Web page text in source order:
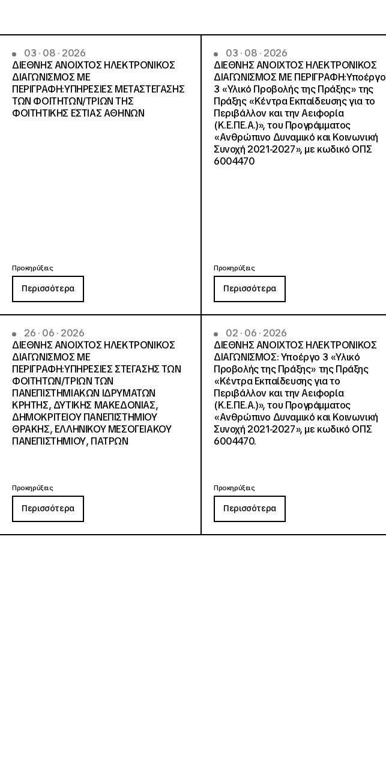
03 · 08 · 2026
ΔΙΕΘΝΗΣ ΑΝΟΙΧΤΟΣ ΗΛΕΚΤΡΟΝΙΚΟΣ
ΔΙΑΓΩΝΙΣΜΟΣ ΜΕ
ΠΕΡΙΓΡΑΦΗ:ΥΠΗΡΕΣΙΕΣ METAΣΤΕΓΑΣΗΣ
ΤΩΝ ΦΟΙΤΗΤΩΝ/ΤΡΙΩΝ ΤΗΣ
ΦΟΙΤΗΤΙΚΗΣ ΕΣΤΙΑΣ ΑΘΗΝΩΝ
Προκηρύξεις
Περισσότερα
03 · 08 · 2026
ΔΙΕΘΝΗΣ ΑΝΟΙΧΤΟΣ ΗΛΕΚΤΡΟΝΙΚΟΣ
ΔΙΑΓΩΝΙΣΜΟΣ ΜΕ ΠΕΡΙΓΡΑΦΗ:Υποέργο
3 «Υλικό Προβολής της Πράξης» της
Πράξης «Κέντρα Εκπαίδευσης για το
Περιβάλλον και την Αειφορία
(Κ.Ε.ΠΕ.Α.)», του Προγράμματος
«Ανθρώπινο Δυναμικό και Κοινωνική
Συνοχή 2021-2027», με κωδικό ΟΠΣ
6004470
Προκηρύξεις
Περισσότερα
26 · 06 · 2026
ΔΙΕΘΝΗΣ ΑΝΟΙΧΤΟΣ ΗΛΕΚΤΡΟΝΙΚΟΣ
ΔΙΑΓΩΝΙΣΜΟΣ ΜΕ
ΠΕΡΙΓΡΑΦΗ:ΥΠΗΡΕΣΙΕΣ ΣΤΕΓΑΣΗΣ ΤΩΝ
ΦΟΙΤΗΤΩΝ/ΤΡΙΩΝ ΤΩΝ
ΠΑΝΕΠΙΣΤΗΜΙΑΚΩΝ ΙΔΡΥΜΑΤΩΝ
KΡΗΤΗΣ, ΔΥΤΙΚΗΣ ΜΑΚΕΔΟΝΙΑΣ,
ΔΗΜΟΚΡΙΤΕΙΟΥ ΠΑΝΕΠΙΣΤΗΜΙΟΥ
ΘΡΑΚΗΣ, ΕΛΛΗΝΙΚΟΥ ΜΕΣΟΓΕΙΑΚΟΥ
ΠΑΝΕΠΙΣΤΗΜΙΟΥ, ΠΑΤΡΩΝ
Προκηρύξεις
Περισσότερα
02 · 06 · 2026
ΔΙΕΘΝΗΣ ΑΝΟΙΧΤΟΣ ΗΛΕΚΤΡΟΝΙΚΟΣ
ΔΙΑΓΩΝΙΣΜΟΣ: Υποέργο 3 «Υλικό
Προβολής της Πράξης» της Πράξης
«Κέντρα Εκπαίδευσης για το
Περιβάλλον και την Αειφορία
(Κ.Ε.ΠΕ.Α.)», του Προγράμματος
«Ανθρώπινο Δυναμικό και Κοινωνική
Συνοχή 2021-2027», με κωδικό ΟΠΣ
6004470.
Προκηρύξεις
Περισσότερα